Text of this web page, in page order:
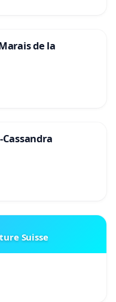
de la
Suisse